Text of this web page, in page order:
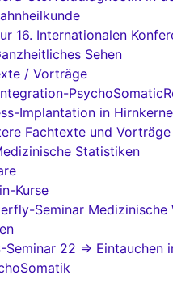
16. Internationalen
Sehen
/ Vorträge
Implantation in
Fachtexte und Vorträge
Statistiken
Kurse
Seminar Medizinische
Seminar 22 => Eintauchen